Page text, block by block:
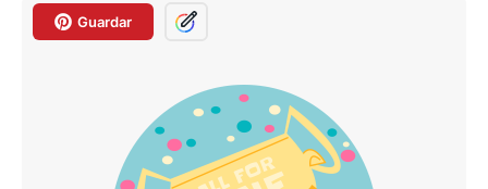
Guardar